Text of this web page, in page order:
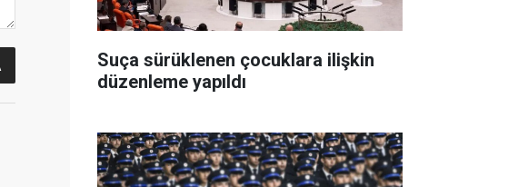
Suça sürüklenen çocuklara ilişkin
düzenleme yapıldı